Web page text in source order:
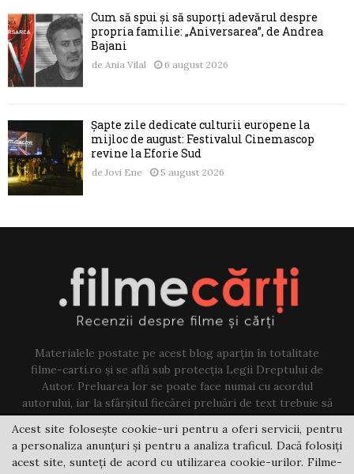
Cum să spui și să suporți adevărul despre
propria familie: „Aniversarea”, de Andrea
Bajani
de Ania Vilal 6 august 2026
Șapte zile dedicate culturii europene la
mijloc de august: Festivalul Cinemascop
revine la Eforie Sud
de Jovi Ene 5 august 2026
Materialele postate pe acest blog aparțin în totalitate
filme-carti.ro și se află sub protecția Legii Dreptului de
Autor. Preluarea lor se poate face numai cu acordul
autorului, iar la sfârșitul fiecărei preluări de text trebuie să
existe un link către acest blog.
Contact us:jovi@filme-carti.ro
Acest site folosește cookie-uri pentru a oferi servicii, pentru
a personaliza anunțuri și pentru a analiza traficul. Dacă folosiți
acest site, sunteți de acord cu utilizarea cookie-urilor. Filme-